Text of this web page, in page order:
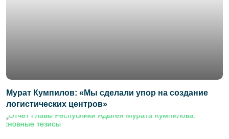
Мурат Кумпилов: «Мы сделали упор на создание
логистических центров»